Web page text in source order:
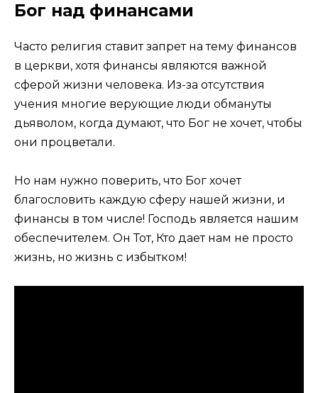
Бог над финансами
Часто религия ставит запрет на тему финансов
в церкви, хотя финансы являются важной
сферой жизни человека. Из-за отсутствия
учения многие верующие люди обмануты
дьяволом, когда думают, что Бог не хочет, чтобы
они процветали.
Но нам нужно поверить, что Бог хочет
благословить каждую сферу нашей жизни, и
финансы в том числе! Господь является нашим
обеспечителем. Он Тот, Кто дает нам не просто
жизнь, но жизнь с избытком!